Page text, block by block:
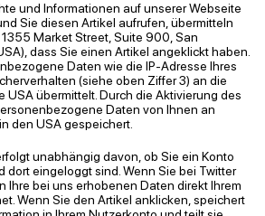
und Informationen auf unserer Webseite
Sie diesen Artikel aufrufen, übermitteln
1355 Market Street, Suite 900, San
dass Sie einen Artikel angeklickt haben.
Daten wie die IP-Adresse Ihres
(siehe oben Ziffer 3) an die
USA übermittelt. Durch die Aktivierung des
Daten von Ihnen an
den USA gespeichert.
unabhängig davon, ob Sie ein Konto
dort eingeloggt sind. Wenn Sie bei Twitter
Ihre bei uns erhobenen Daten direkt Ihrem
Wenn Sie den Artikel anklicken, speichert